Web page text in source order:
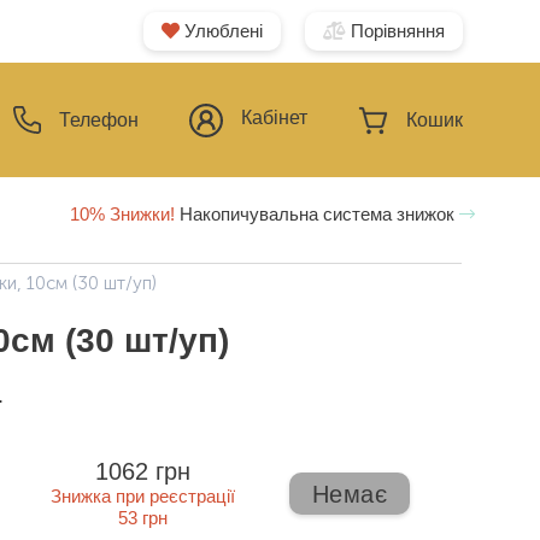
Улюблені Порівняння
Телефон Кабінет Кошик
10% Знижки! Накопичувальна система знижок
10см (30 шт/уп)
(30 шт/уп)
1062 грн
Знижка при реєстрації
53 грн
Немає